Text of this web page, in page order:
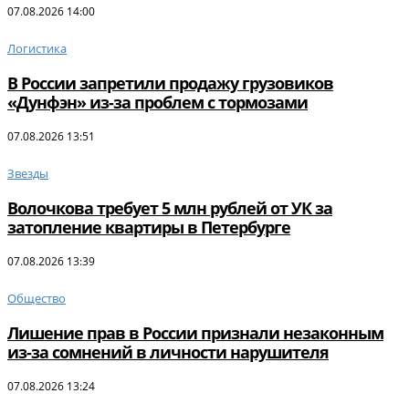
07.08.2026 14:00
Логистика
В России запретили продажу грузовиков
«Дунфэн» из-за проблем с тормозами
07.08.2026 13:51
Звезды
Волочкова требует 5 млн рублей от УК за
затопление квартиры в Петербурге
07.08.2026 13:39
Общество
Лишение прав в России признали незаконным
из-за сомнений в личности нарушителя
07.08.2026 13:24